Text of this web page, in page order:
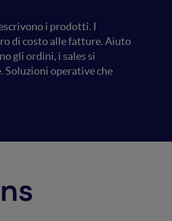
i prodotti. I
di costo alle fatture. Aiuto
gli ordini, i sales si
Soluzioni operative che